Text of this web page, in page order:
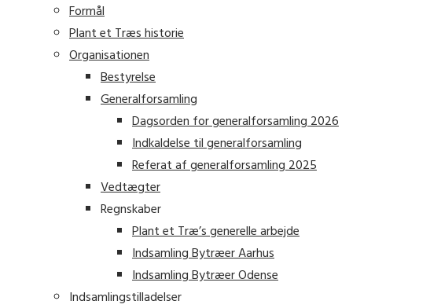
Formål
Plant et Træs historie
Organisationen
Bestyrelse
Generalforsamling
Dagsorden for generalforsamling 2026
Indkaldelse til generalforsamling
Referat af generalforsamling 2025
Vedtægter
Regnskaber
Plant et Træ’s generelle arbejde
Indsamling Bytræer Aarhus
Indsamling Bytræer Odense
Indsamlingstilladelser